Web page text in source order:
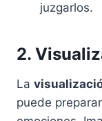
juzgarlos.
2.
La
puede